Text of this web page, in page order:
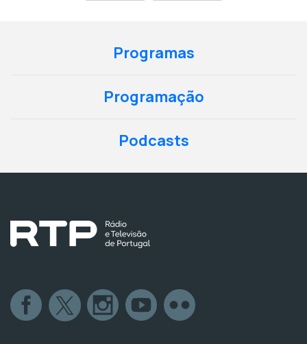
Programas
Programação
Podcasts